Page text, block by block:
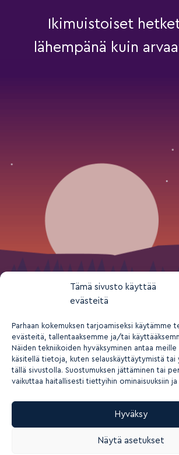
Tämä sivusto käyttää
evästeitä
Parhaan kokemuksen tarjoamiseksi käytämme
evästeitä, tallentaaksemme ja/tai
Näiden tekniikoiden hyväksyminen antaa meille
käsitellä tietoja, kuten selauskäyttäytymistä tai
tällä sivustolla. Suostumuksen jättäminen tai
vaikuttaa haitallisesti tiettyihin ominaisuuksiin
Hyväksy
Näytä asetukset
Ikimuistoiset
lähempänä kuin
2026 © Suomen
Tietosuoja- ja yksityisyys